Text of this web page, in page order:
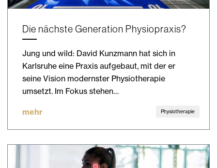
Die nächste Generation Physiopraxis?
Jung und wild: David Kunzmann hat sich in
Karlsruhe eine Praxis aufgebaut, mit der er
seine Vision modernster Physiotherapie
umsetzt. Im Fokus stehen…
mehr Physiotherapie